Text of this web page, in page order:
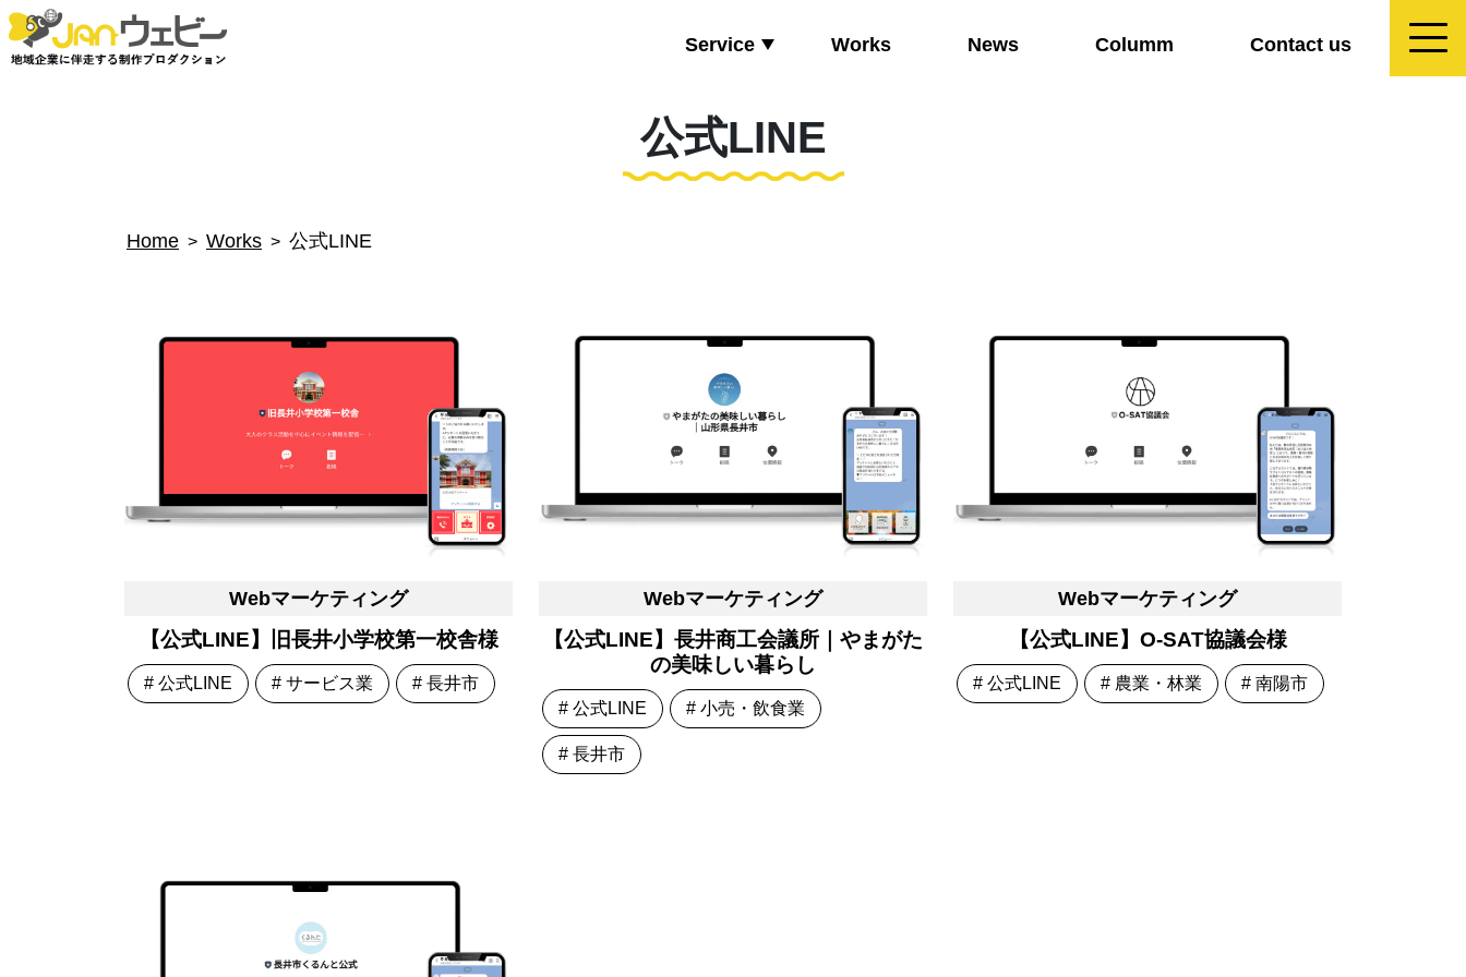
Service Works News Columm Contact us
公式LINE
Home > Works > 公式LINE
Webマーケティング
【公式LINE】旧長井小学校第一校舎様
# 公式LINE # サービス業 # 長井市
Webマーケティング
【公式LINE】長井商工会議所｜やまがた
の美味しい暮らし
# 公式LINE # 小売・飲食業
# 長井市
Webマーケティング
【公式LINE】O-SAT協議会様
# 公式LINE # 農業・林業 # 南陽市